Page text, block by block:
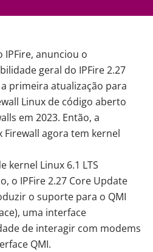
anunciou o
geral do IPFire 2.27
primeira atualização para
Linux de código aberto
em 2023. Então, a
Firewall agora tem kernel
kernel Linux 6.1 LTS
o IPFire 2.27 Core Update
o suporte para o QMI
uma interface
de interagir com modems
QMI.